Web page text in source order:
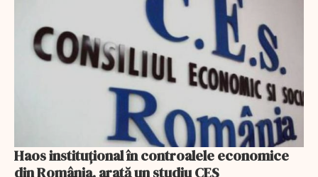
Haos instituțional în controalele economice
din România, arată un studiu CES